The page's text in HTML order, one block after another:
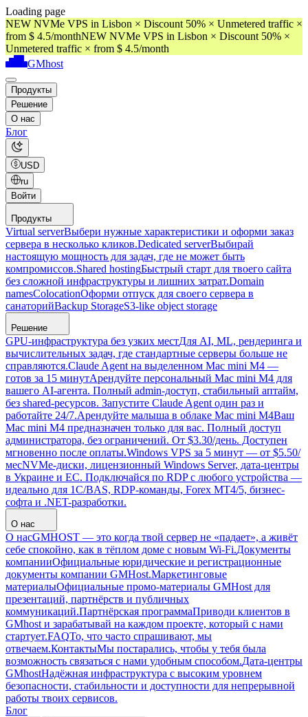
Loading page
NEW NVMe VPS in Lisbon × Discount 50% × Unmetered traffic ×
from $ 4.5/monthNEW NVMe VPS in Lisbon × Discount 50% ×
Unmetered traffic × from $ 4.5/month
GMhost
Продукты
Решение
О нас
Блог
USD
ru
Войти
Продукты
Virtual serverВыбери нужные характеристики и оформи заказ
сервера в несколько кликов.Dedicated serverВыбирай
настоящую мощность для задач, где не может быть
компромиссов.Shared hostingБыстрый старт для твоего сайта
без сложной инфраструктуры и лишних затрат.Domain
namesColocationОформи отпуск для своего сервера в
санаторийBackup StorageS3-like object storage
Решение
GPU-инфраструктура без узких местДля AI, ML, рендеринга и
вычислительных задач, где стандартные серверы больше не
справляются.Claude Agent на выделенном Mac mini M4 —
готов за 15 минутАрендуйте персональный Mac mini M4 для
вашего AI-агента. Полный admin-доступ, стабильный аптайм,
без shared-ресурсов. Запустите Claude Agent один раз и
работайте 24/7.Арендуйте малыша в облаке Mac mini M4Ваш
Mac mini M4 предназначен только для вас. Полный доступ
администратора, без ограничений. От $3.30/день. Доступен
мгновенно после оплаты.Windows VPS за 5 минут — от $5.50/
месNVMe-диски, лицензионный Windows Server, дата-центры
в Украине и ЕС. Подключайся по RDP с любого устройства —
идеально для 1С/BAS, RDP-команды, Forex MT4/5, бизнес-
софта и .NET-разработки.
О нас
О насGMHOST — это когда твой сервер не «падает», а живёт
себе спокойно, как в тёплом доме с новым Wi-Fi.Документы
компанииОфициальные юридические и регистрационные
документы компании GMHost.Маркетинговые
материалыОфициальные промо-материалы GMHost для
презентаций, партнёрств и публичных
коммуникаций.Партнёрская программаПриводи клиентов в
GMhost и зарабатывай на каждом проекте, который с нами
стартует.FAQТо, что часто спрашивают, мы
отвечаем.КонтактыМы постарались, чтобы у тебя была
возможность связаться с нами удобным способом.Дата-центры
GMhostНадёжная инфраструктура с высоким уровнем
безопасности, стабильности и доступности для непрерывной
работы твоих сервисов.
Блог